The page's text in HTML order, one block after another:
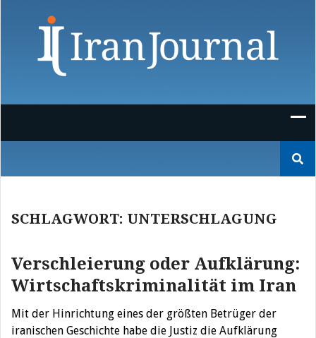
nach:
SCHLAGWORT: UNTERSCHLAGUNG
Verschleierung oder Aufklärung:
Wirtschaftskriminalität im Iran
Mit der Hinrichtung eines der größten Betrüger der
iranischen Geschichte habe die Justiz die Aufklärung